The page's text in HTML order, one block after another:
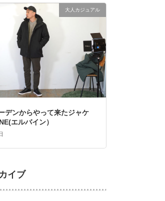
大人カジュアル
デンからやって来たジャケ
エルバイン）
イブ